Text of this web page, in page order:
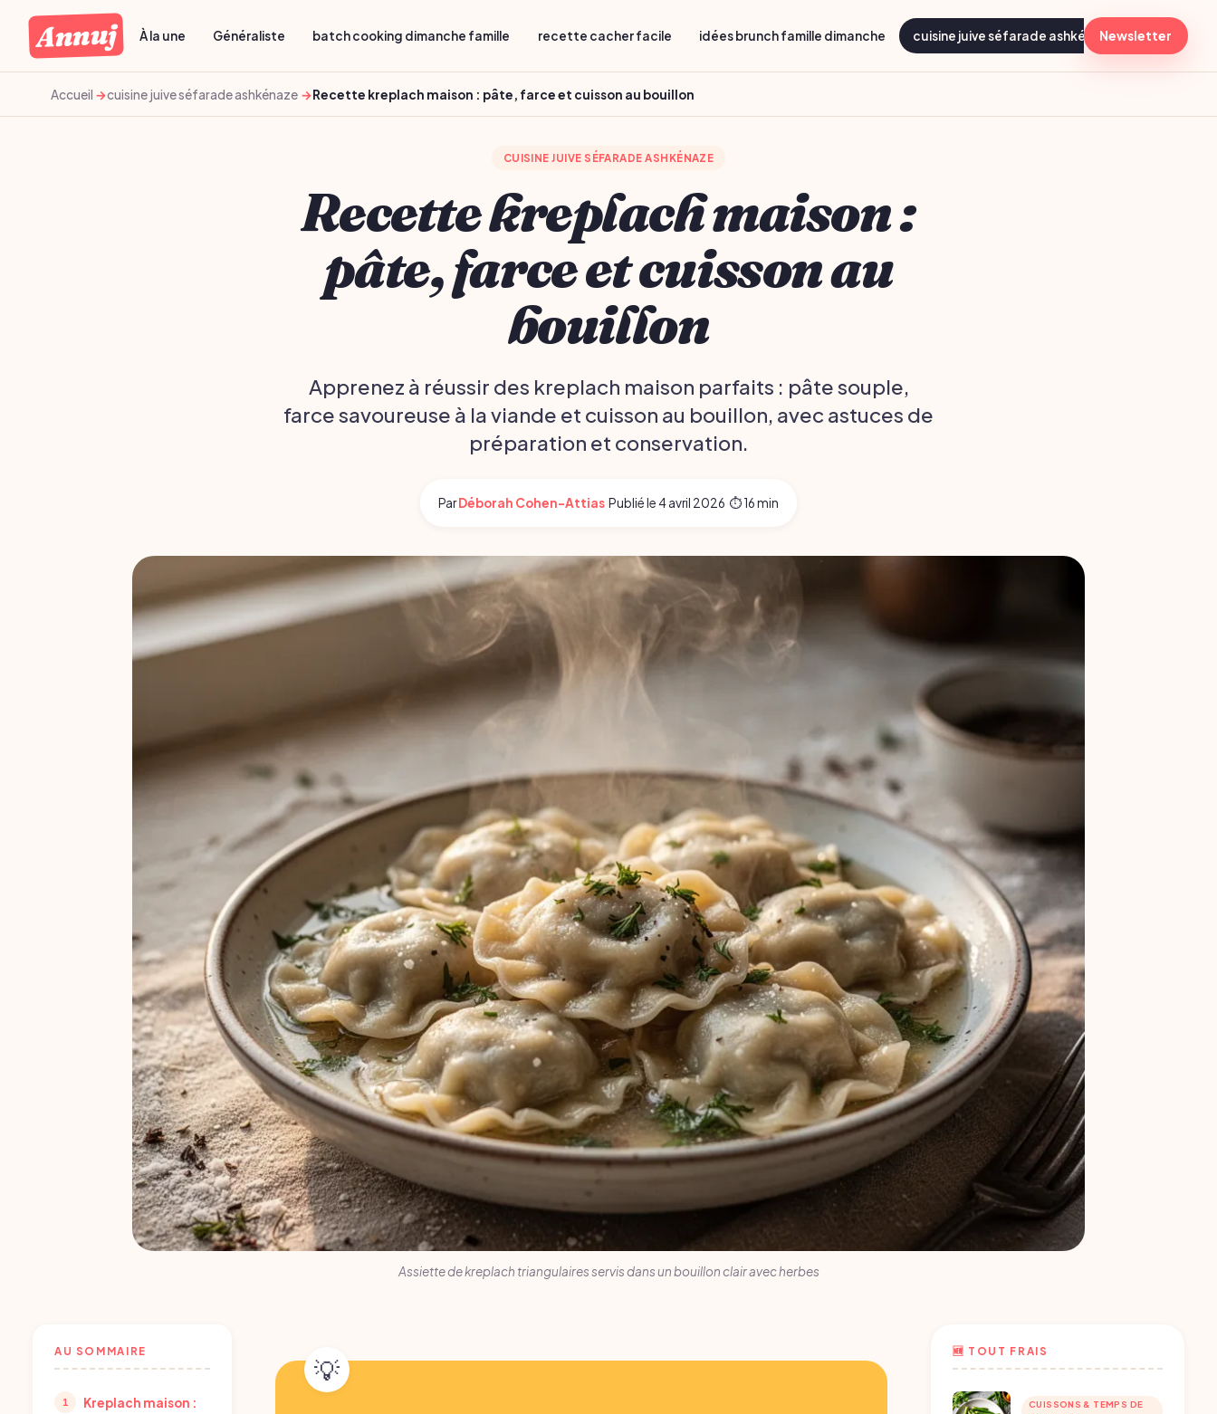
Annuj À la une Généraliste batch cooking dimanche famille recette cacher facile idées brunch famille dimanche cuisine juive séfarade ashkénaze menu
Newsletter
Accueil cuisine juive séfarade ashkénaze Recette kreplach maison : pâte, farce et cuisson au bouillon
CUISINE JUIVE SÉFARADE ASHKÉNAZE
Recette kreplach maison :
pâte, farce et cuisson au
bouillon
Apprenez à réussir des kreplach maison parfaits : pâte souple,
farce savoureuse à la viande et cuisson au bouillon, avec astuces de
préparation et conservation.
ParDéborah Cohen-Attias·Publié le4 avril 2026·⏱ 16 min
Assiette de kreplach triangulaires servis dans un bouillon clair avec herbes
AU SOMMAIRE
Kreplach maison :
🆕 TOUT FRAIS
CUISSONS & TEMPS DE